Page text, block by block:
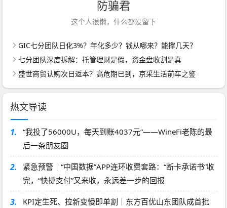
防骗君
这个人很懒，什么都没留下
GIC七分团队日化3%？年化多少？钱从哪来？能撑几天？
七分团队深度拆解：托管理财是假，资金盘收割是真
盛世商贸认购次日返本？高危期已到，京采生活前车之鉴
热文导读
1.
“我投了56000U，每天到账4037元”——WineFi老陈的最
后一条朋友圈
2.
紧急预警｜“中国数据”APP连环收费套路：“断卡承诺书”收
完，“快捷支付”又来收，永远差一步的回报
3.
KPI定生死、拉新变慢即单割｜东方百优山东团队成首批